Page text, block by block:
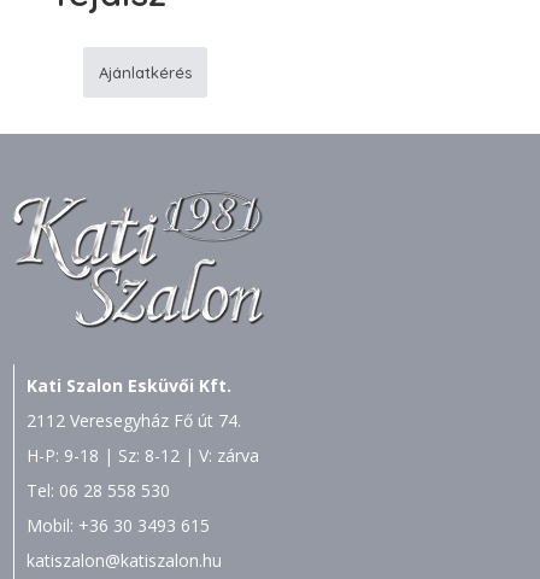
menyasszonyi
mennyiség
Ajánlatkérés
Kati Szalon Esküvői Kft.
2112 Veresegyház Fő út 74.
H-P: 9-18 | Sz: 8-12 | V: zárva
Tel: 06 28 558 530
Mobil: +36 30 3493 615
katiszalon@katiszalon.hu